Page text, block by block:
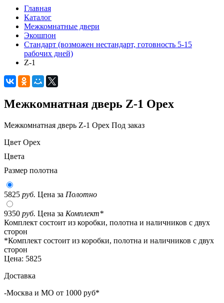
Главная
Каталог
Межкомнатные двери
Экошпон
Стандарт (возможен нестандарт, готовность 5-15
рабочих дней)
Z-1
Межкомнатная дверь Z-1 Орех
Межкомнатная дверь Z-1 Орех Под заказ
Цвет Орех
Цвета
Размер полотна
5825 руб. Цена за Полотно
9350 руб. Цена за Комплект*
Комплект состоит из коробки, полотна и наличников с двух
сторон
*Комплект состоит из коробки, полотна и наличников с двух
сторон
Цена: 5825
Доставка
-Москва и МО от 1000 руб*